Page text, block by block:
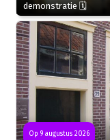
demonstratie 🗓
Op 9 augustus 2026